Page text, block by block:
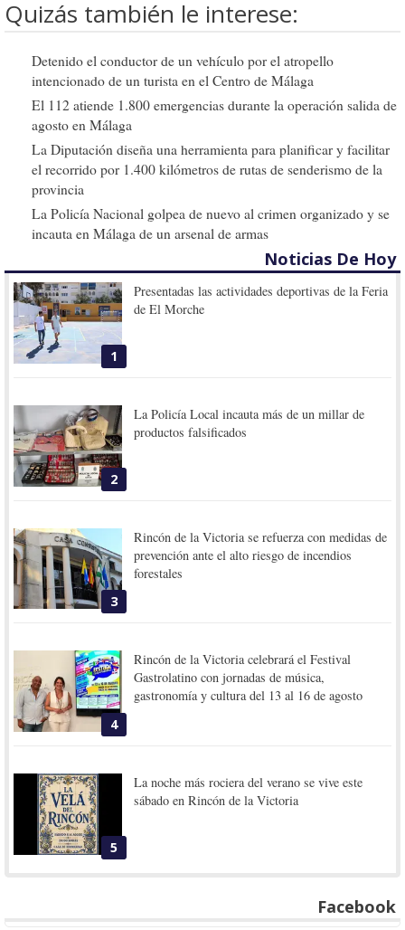
Quizás también le interese:
Detenido el conductor de un vehículo por el atropello
intencionado de un turista en el Centro de Málaga
El 112 atiende 1.800 emergencias durante la operación salida de
agosto en Málaga
La Diputación diseña una herramienta para planificar y facilitar
el recorrido por 1.400 kilómetros de rutas de senderismo de la
provincia
La Policía Nacional golpea de nuevo al crimen organizado y se
incauta en Málaga de un arsenal de armas
Noticias De Hoy
1
Presentadas las actividades deportivas de la Feria
de El Morche
2
La Policía Local incauta más de un millar de
productos falsificados
3
Rincón de la Victoria se refuerza con medidas de
prevención ante el alto riesgo de incendios
forestales
4
Rincón de la Victoria celebrará el Festival
Gastrolatino con jornadas de música,
gastronomía y cultura del 13 al 16 de agosto
5
La noche más rociera del verano se vive este
sábado en Rincón de la Victoria
Facebook